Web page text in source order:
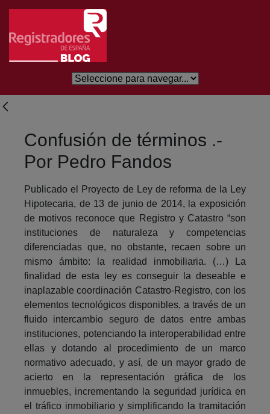
Saltar al contenido principal
Confusión de términos .-
Por Pedro Fandos
Publicado el Proyecto de Ley de reforma de la Ley
Hipotecaria, de 13 de junio de 2014, la exposición
de motivos reconoce que Registro y Catastro “son
instituciones de naturaleza y competencias
diferenciadas que, no obstante, recaen sobre un
mismo ámbito: la realidad inmobiliaria. (…) La
finalidad de esta ley es conseguir la deseable e
inaplazable coordinación Catastro-Registro, con los
elementos tecnológicos disponibles, a través de un
fluido intercambio seguro de datos entre ambas
instituciones, potenciando la interoperabilidad entre
ellas y dotando al procedimiento de un marco
normativo adecuado, y así, de un mayor grado de
acierto en la representación gráfica de los
inmuebles, incrementando la seguridad jurídica en
el tráfico inmobiliario y simplificando la tramitación